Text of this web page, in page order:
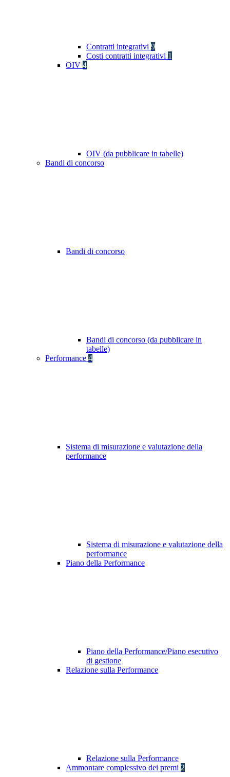
Contratti integrativi 9
Costi contratti integrativi 1
OIV 4
OIV (da pubblicare in tabelle)
Bandi di concorso
Bandi di concorso
Bandi di concorso (da pubblicare in
tabelle)
Performance 4
Sistema di misurazione e valutazione della
performance
Sistema di misurazione e valutazione della
performance
Piano della Performance
Piano della Performance/Piano esecutivo
di gestione
Relazione sulla Performance
Relazione sulla Performance
Ammontare complessivo dei premi 2